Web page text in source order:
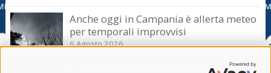
Anche oggi in Campania è allerta meteo
per temporali improvvisi
6 Agosto 2026